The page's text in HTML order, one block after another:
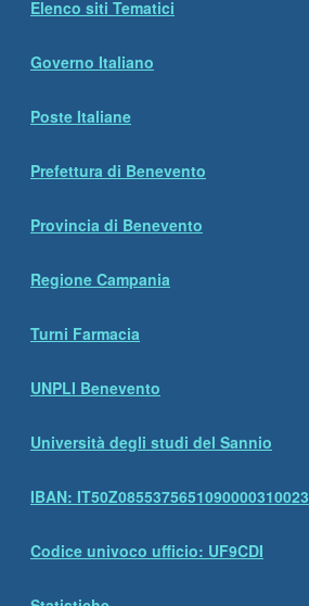
Elenco siti Tematici
Governo Italiano
Poste Italiane
Prefettura di Benevento
Provincia di Benevento
Regione Campania
Turni Farmacia
UNPLI Benevento
Università degli studi del Sannio
IBAN: IT50Z0855375651090000310023
Codice univoco ufficio: UF9CDI